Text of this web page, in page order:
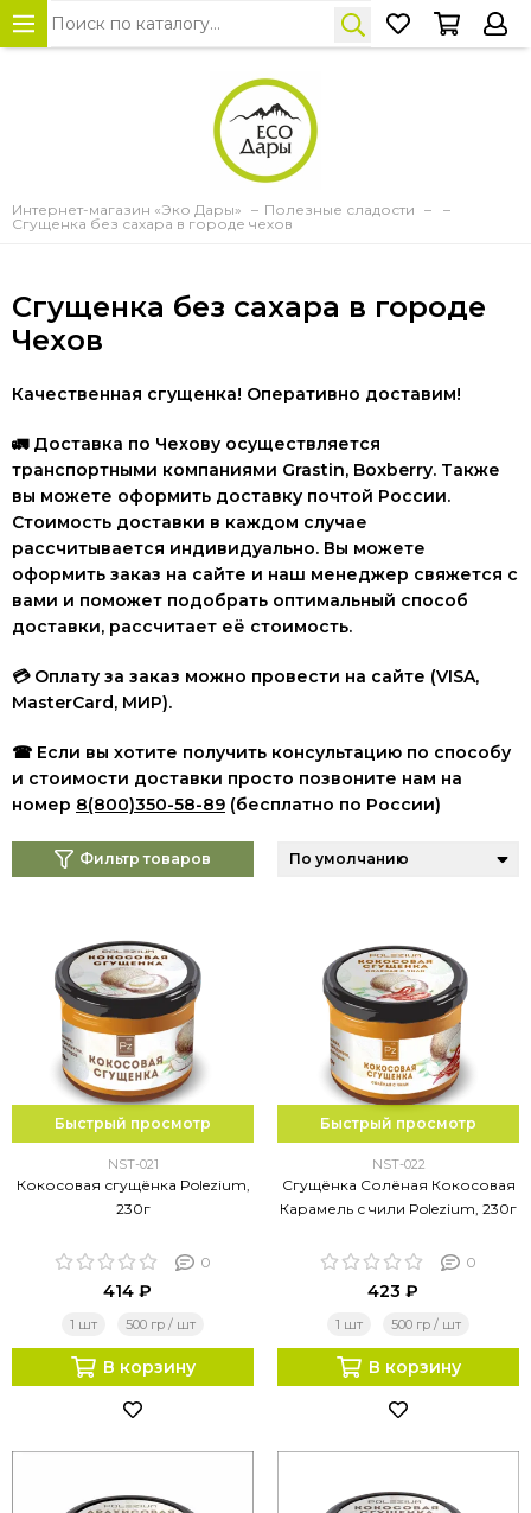
Интернет-магазин «Эко Дары»
Полезные сладости
Сгущенка без сахара в городе чехов
Сгущенка без сахара в городе
Чехов
Качественная сгущенка! Оперативно доставим!
🚛 Доставка по Чехову осуществляется
транспортными компаниями Grastin, Boxberry. Также
вы можете оформить доставку почтой России.
Стоимость доставки в каждом случае
рассчитывается индивидуально. Вы можете
оформить заказ на сайте и наш менеджер свяжется с
вами и поможет подобрать оптимальный способ
доставки, рассчитает её стоимость.
💳 Оплату за заказ можно провести на сайте (VISA,
MasterCard, МИР).
☎ Если вы хотите получить консультацию по способу
и стоимости доставки просто позвоните нам на
номер 8(800)350-58-89 (бесплатно по России)
Фильтр товаров
Быстрый просмотр
NST-021
Кокосовая сгущёнка Polezium,
230г
0
414 ₽
1 шт 500 гр / шт
В корзину
Быстрый просмотр
NST-022
Сгущёнка Солёная Кокосовая
Карамель с чили Polezium, 230г
0
423 ₽
1 шт 500 гр / шт
В корзину